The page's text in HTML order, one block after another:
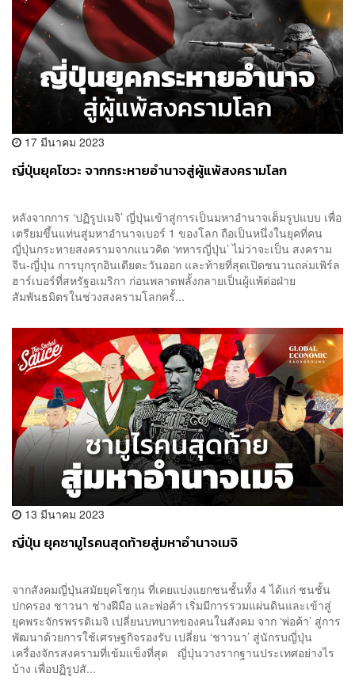
17 มีนาคม 2023
ญี่ปุ่นยุคโชวะ จากกระหายอำนาจสู่ผู้แพ้สงครามโลก
หลังจากการ ‘ปฏิรูปเมจิ’ ญี่ปุ่นเข้าสู่การเป็นมหาอำนาจเต็มรูปแบบ เพื่อ
เตรียมขึ้นแท่นสู่มหาอำนาจเบอร์ 1 ของโลก ถือเป็นหนึ่งในยุคที่คน
ญี่ปุ่นกระหายสงครามจากแนวคิด ‘ทหารญี่ปุ่น’ ไม่ว่าจะเป็น สงคราม
จีน-ญี่ปุ่น การบุกรุกอินเดียตะวันออก และท้ายที่สุดเปิดชนวนถล่มเพิร์ล
ฮาร์เบอร์ที่สหรัฐอเมริกา ก่อนพลาดพลั้งกลายเป็นผู้แพ้ต่อฝ่าย
สัมพันธมิตรในช่วงสงครามโลกครั้...
13 มีนาคม 2023
ญี่ปุ่น ยุคซามูไรคนสุดท้ายสู่มหาอำนาจเมจิ
จากสังคมญี่ปุ่นสมัยยุคโชกุน ที่เคยแบ่งแยกชนชั้นทั้ง 4 ได้แก่ ชนชั้น
ปกครอง ชาวนา ช่างฝีมือ และพ่อค้า เริ่มมีการรวมแผ่นดินและเข้าสู่
ยุคพระจักรพรรดิเมจิ เปลี่ยนบทบาทของคนในสังคม จาก ‘พ่อค้า’ สู่การ
พัฒนาด้วยการใช้เศรษฐกิจรองรับ เปลี่ยน ‘ชาวนา’ สู่นักรบญี่ปุ่น
เครื่องจักรสงครามที่เข้มแข็งที่สุด ญี่ปุ่นวางรากฐานประเทศอย่างไร
บ้าง เพื่อปฏิรูปสั...